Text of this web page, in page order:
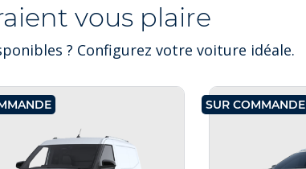
vous plaire
? Configurez votre voiture idéale.
SUR COMMANDE